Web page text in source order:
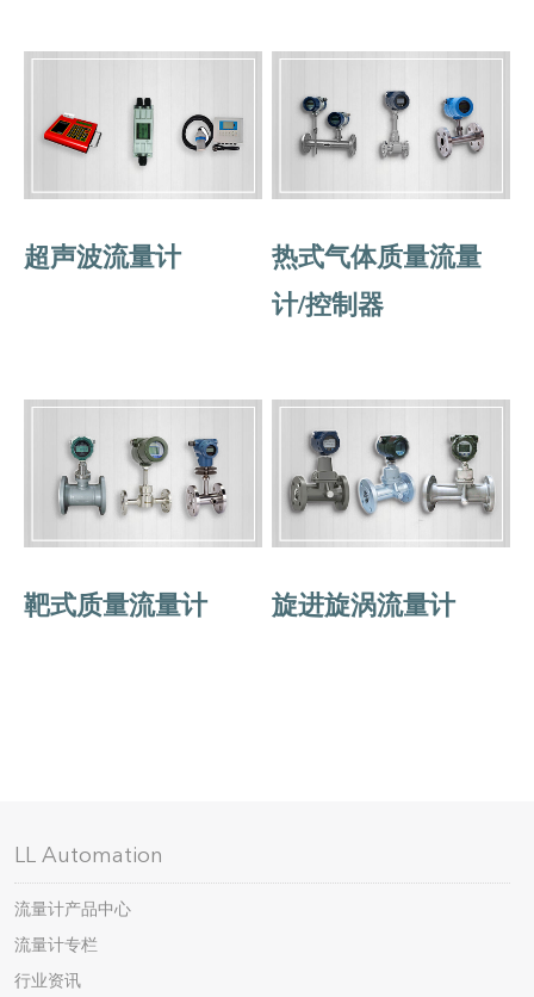
超声波流量计
热式气体质量流量
计/控制器
靶式质量流量计 旋进旋涡流量计
LL Automation
流量计产品中心
流量计专栏
行业资讯